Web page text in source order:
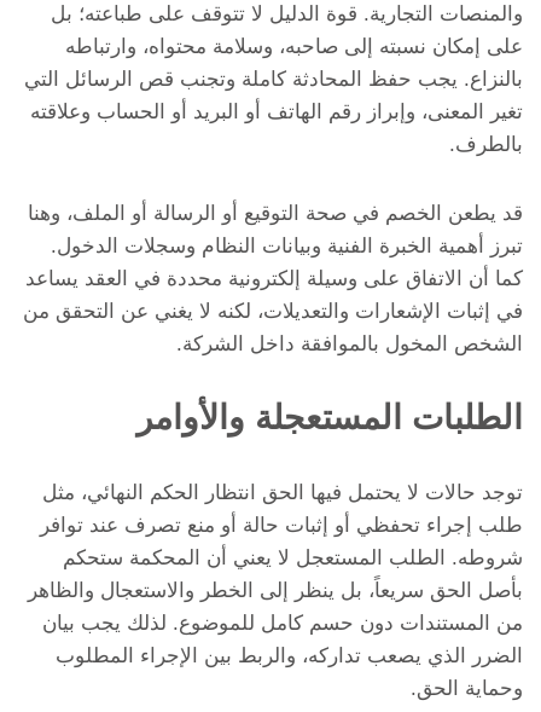
والمنصات التجارية. قوة الدليل لا تتوقف على طباعته؛ بل
على إمكان نسبته إلى صاحبه، وسلامة محتواه، وارتباطه
بالنزاع. يجب حفظ المحادثة كاملة وتجنب قص الرسائل التي
تغير المعنى، وإبراز رقم الهاتف أو البريد أو الحساب وعلاقته
بالطرف.
قد يطعن الخصم في صحة التوقيع أو الرسالة أو الملف، وهنا
تبرز أهمية الخبرة الفنية وبيانات النظام وسجلات الدخول.
كما أن الاتفاق على وسيلة إلكترونية محددة في العقد يساعد
في إثبات الإشعارات والتعديلات، لكنه لا يغني عن التحقق من
الشخص المخول بالموافقة داخل الشركة.
الطلبات المستعجلة والأوامر
توجد حالات لا يحتمل فيها الحق انتظار الحكم النهائي، مثل
طلب إجراء تحفظي أو إثبات حالة أو منع تصرف عند توافر
شروطه. الطلب المستعجل لا يعني أن المحكمة ستحكم
بأصل الحق سريعاً، بل ينظر إلى الخطر والاستعجال والظاهر
من المستندات دون حسم كامل للموضوع. لذلك يجب بيان
الضرر الذي يصعب تداركه، والربط بين الإجراء المطلوب
وحماية الحق.